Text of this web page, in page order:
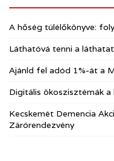
A hőség túlélőkönyve:
Láthatóvá tenni a
Ajánld fel adód 1%-át a
Digitális ökoszisztémák
Kecskemét Demencia
Zárórendezvény